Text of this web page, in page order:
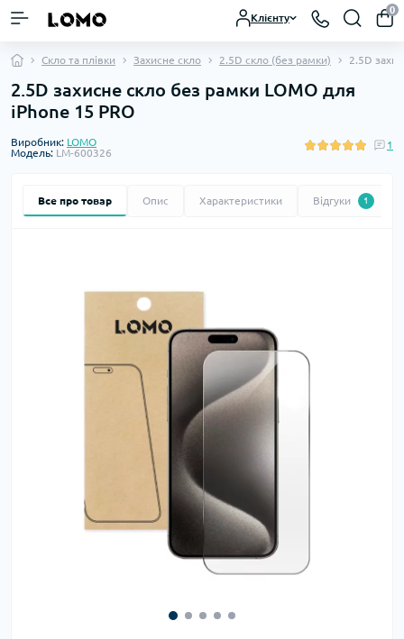
Клієнту
0
Скло та плівки Захисне скло 2.5D скло (без рамки) 2.5D
2.5D захисне скло без рамки LOMO для
iPhone 15 PRO
Виробник: LOMO
Модель: LM-600326
1
Все про товар Опис Характеристики Відгуки 1